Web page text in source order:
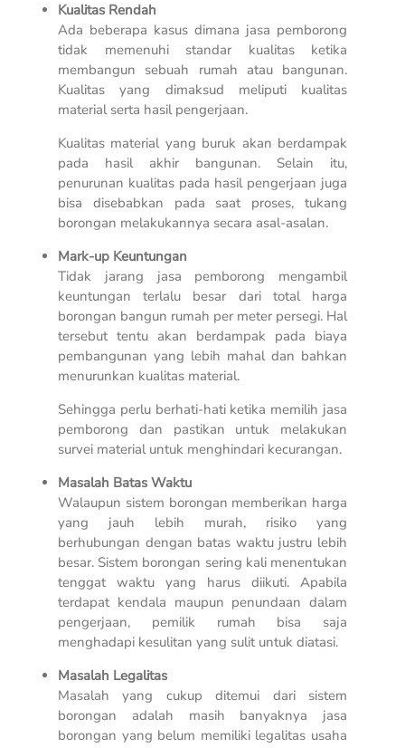
Kualitas Rendah
Ada beberapa kasus dimana jasa pemborong
tidak memenuhi standar kualitas ketika
membangun sebuah rumah atau bangunan.
Kualitas yang dimaksud meliputi kualitas
material serta hasil pengerjaan.
Kualitas material yang buruk akan berdampak
pada hasil akhir bangunan. Selain itu,
penurunan kualitas pada hasil pengerjaan juga
bisa disebabkan pada saat proses, tukang
borongan melakukannya secara asal-asalan.
Mark-up Keuntungan
Tidak jarang jasa pemborong mengambil
keuntungan terlalu besar dari total harga
borongan bangun rumah per meter persegi. Hal
tersebut tentu akan berdampak pada biaya
pembangunan yang lebih mahal dan bahkan
menurunkan kualitas material.
Sehingga perlu berhati-hati ketika memilih jasa
pemborong dan pastikan untuk melakukan
survei material untuk menghindari kecurangan.
Masalah Batas Waktu
Walaupun sistem borongan memberikan harga
yang jauh lebih murah, risiko yang
berhubungan dengan batas waktu justru lebih
besar. Sistem borongan sering kali menentukan
tenggat waktu yang harus diikuti. Apabila
terdapat kendala maupun penundaan dalam
pengerjaan, pemilik rumah bisa saja
menghadapi kesulitan yang sulit untuk diatasi.
Masalah Legalitas
Masalah yang cukup ditemui dari sistem
borongan adalah masih banyaknya jasa
borongan yang belum memiliki legalitas usaha